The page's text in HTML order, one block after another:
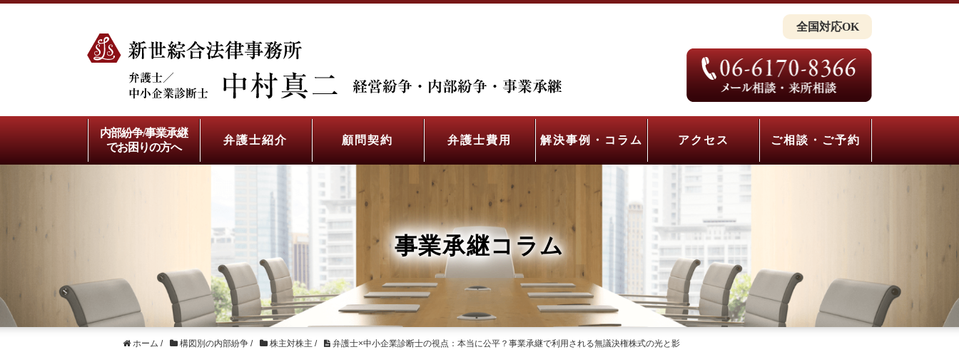
全国対応OK
内部紛争/事業承継
でお困りの方へ
弁護士紹介 顧問契約 弁護士費用 解決事例・コラム アクセス ご相談・ご予約
事業承継コラム
ホーム / 構図別の内部紛争 / 株主対株主 / 弁護士×中小企業診断士の視点：本当に公平？事業承継で利用される無議決権株式の光と影